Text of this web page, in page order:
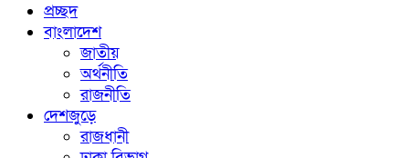
প্রচ্ছদ
বাংলাদেশ
জাতীয়
অর্থনীতি
রাজনীতি
দেশজুড়ে
রাজধানী